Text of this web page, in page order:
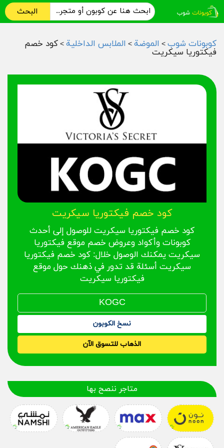
البحث
كوبونات شوب > الموضة > الملابس الداخلية > كود خصم
فيكتوريا سيكريت
كود خصم فيكتوريا سيكريت
كود خصم فيكتوريا سيكريت للوصول إلى أحدث
كوبونات وأكواد وعروض خصم موقع فيكتوريا
سيكريت يمكنك الوصول خلال: كود خصم فيكتوريا
سيكريت أسئلة قد تدور في ذهنك حول موقع
فيكتوريا سيكريت
نسخ الكوبون
الذهاب للتسوق الآن
متاجر ننصح بها